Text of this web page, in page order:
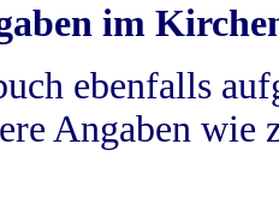
im
ebenfalls
Angaben wie